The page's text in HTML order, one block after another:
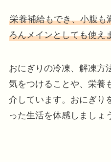
栄養補給もでき、小腹も
ろんメインとしても使え
おにぎりの冷凍、解凍方
気をつけることや、栄養
介しています。おにぎり
った生活を体感しましょ